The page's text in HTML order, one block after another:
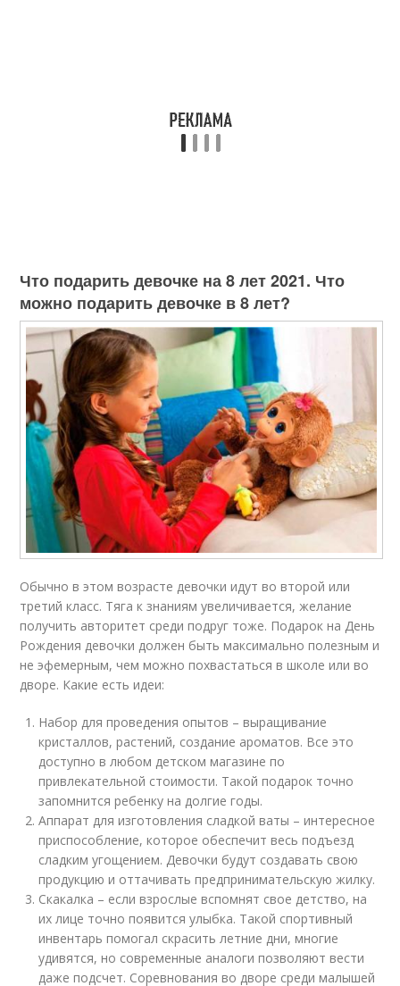
Что подарить девочке на 8 лет 2021. Что
можно подарить девочке в 8 лет?
Обычно в этом возрасте девочки идут во второй или
третий класс. Тяга к знаниям увеличивается, желание
получить авторитет среди подруг тоже. Подарок на День
Рождения девочки должен быть максимально полезным и
не эфемерным, чем можно похвастаться в школе или во
дворе. Какие есть идеи:
Набор для проведения опытов – выращивание
кристаллов, растений, создание ароматов. Все это
доступно в любом детском магазине по
привлекательной стоимости. Такой подарок точно
запомнится ребенку на долгие годы.
Аппарат для изготовления сладкой ваты – интересное
приспособление, которое обеспечит весь подъезд
сладким угощением. Девочки будут создавать свою
продукцию и оттачивать предпринимательскую жилку.
Скакалка – если взрослые вспомнят свое детство, на
их лице точно появится улыбка. Такой спортивный
инвентарь помогал скрасить летние дни, многие
удивятся, но современные аналоги позволяют вести
даже подсчет. Соревнования во дворе среди малышей